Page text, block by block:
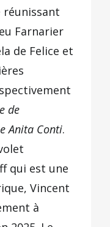
réunissant
Farnarier
de Felice et
de
Anita Conti.
qui est une
Vincent
à